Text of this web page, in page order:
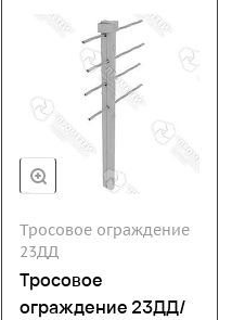
Тросовое ограждение
23ДД
Тросовое
ограждение 23ДД/